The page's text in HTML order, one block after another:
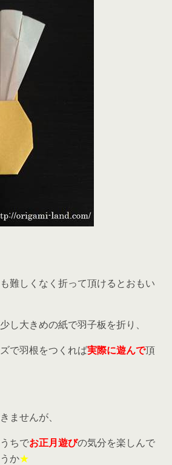
難しくなく折って頂けるとおもい
し大きめの紙で羽子板を折り、
で羽根をつくれば実際に遊んで頂
ませんが、
ちでお正月遊びの気分を楽しんで
か★